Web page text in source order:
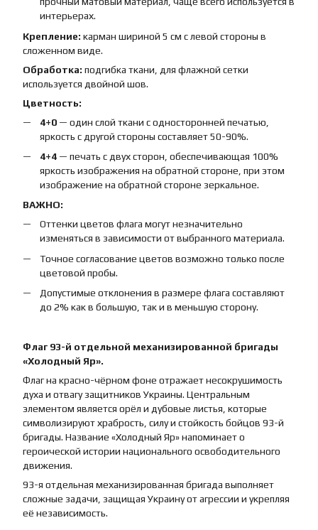
интерьерах.
Крепление: карман шириной 5 см с левой стороны в
сложенном виде.
Обработка: подгибка ткани, для флажной сетки
используется двойной шов.
Цветность:
4+0 — один слой ткани с односторонней печатью,
яркость с другой стороны составляет 50-90%.
4+4 — печать с двух сторон, обеспечивающая 100%
яркость изображения на обратной стороне, при этом
изображение на обратной стороне зеркальное.
ВАЖНО:
Оттенки цветов флага могут незначительно
изменяться в зависимости от выбранного материала.
Точное согласование цветов возможно только после
цветовой пробы.
Допустимые отклонения в размере флага составляют
до 2% как в большую, так и в меньшую сторону.
Флаг 93-й отдельной механизированной бригады
«Холодный Яр».
Флаг на красно-чёрном фоне отражает несокрушимость
духа и отвагу защитников Украины. Центральным
элементом является орёл и дубовые листья, которые
символизируют храбрость, силу и стойкость бойцов 93-й
бригады. Название «Холодный Яр» напоминает о
героической истории национального освободительного
движения.
93-я отдельная механизированная бригада выполняет
сложные задачи, защищая Украину от агрессии и укрепляя
её независимость.